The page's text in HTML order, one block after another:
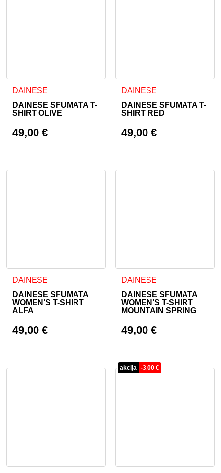
DAINESE
DAINESE SFUMATA T-
SHIRT OLIVE
49,00€
Ta izdelek ima več različic. Možnosti lahko izberete na
DAINESE
DAINESE SFUMATA T-
SHIRT RED
49,00 €
Ta izdelek ima več različic.
DAINESE
DAINESE SFUMATA
WOMEN’S T-SHIRT
ALFA
49,00€
Ta izdelek ima več različic. Možnosti lahko izberete na
DAINESE
DAINESE SFUMATA
WOMEN’S T-SHIRT
MOUNTAIN SPRING
49,00 €
Ta izdelek ima več različic.
akcija -3,00 €